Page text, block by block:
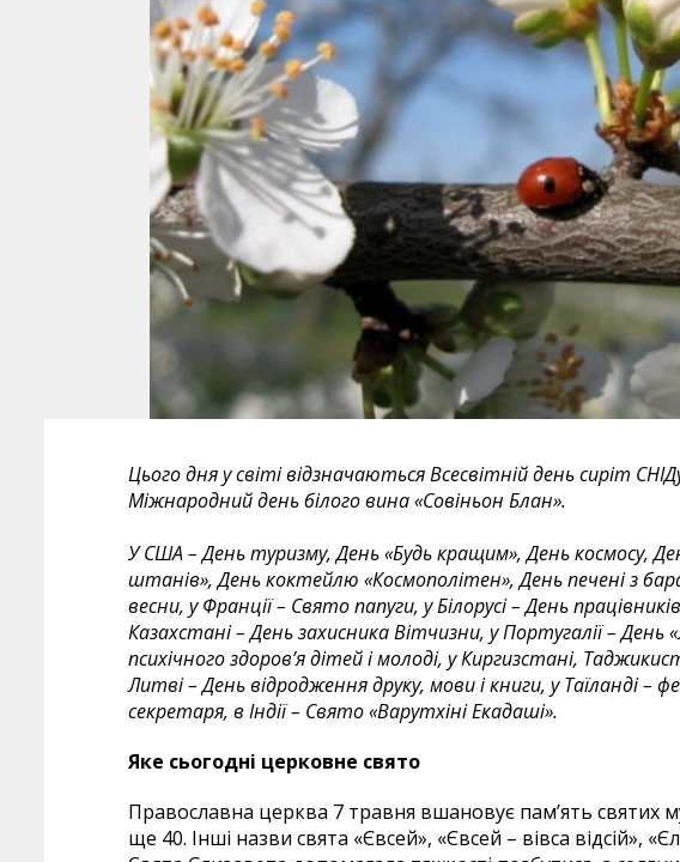
Цього дня у світі відзначаються Всесвітній день сиріт
Міжнародний день білого вина «Совіньон Блан».
У США – День туризму, День «Будь кращим», День космосу,
штанів», День коктейлю «Космополітен», День печені з
весни, у Франції – Свято папуги, у Білорусі – День
Казахстані – День захисника Вітчизни, у Португалії –
психічного здоров’я дітей і молоді, у Киргизстані,
Литві – День відродження друку, мови і книги, у Таїланді –
секретаря, в Індії – Свято «Варутхіні Екадаші».
Яке сьогодні церковне свято
Православна церква 7 травня вшановує пам’ять святих
ще 40. Інші назви свята «Євсей», «Євсей – вівса відсій»,